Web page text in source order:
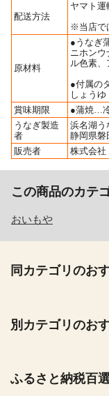
配送方法
ヤマト
※当店で
原材料
●うなぎ
ニホン
ル色素
●付属の
しょう
賞味期限
●蒲焼…
うなぎ製造
者
浜名湖う
静岡県磐
販売者
株式会
この商品のカテ
おいもや
同カテゴリのお
別カテゴリのお
ふるさと納税百